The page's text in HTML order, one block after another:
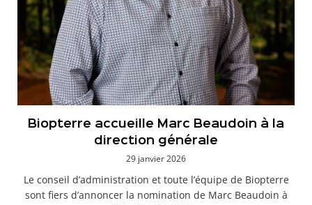
Biopterre accueille Marc Beaudoin à la
direction générale
29 janvier 2026
Le conseil d’administration et toute l’équipe de Biopterre
sont fiers d’annoncer la nomination de Marc Beaudoin à